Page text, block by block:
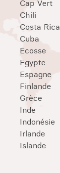
Cap Vert
Chili
Costa Rica
Cuba
Ecosse
Egypte
Espagne
Finlande
Grèce
Inde
Indonésie
Irlande
Islande